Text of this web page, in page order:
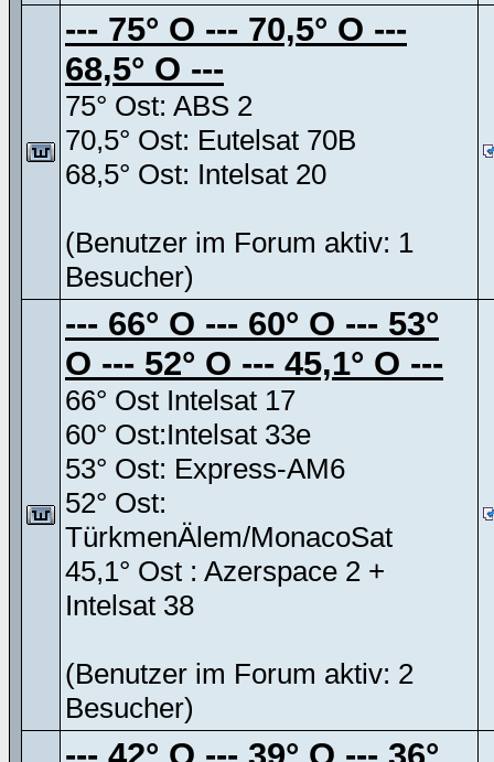
--- 75° O --- 70,5° O ---
68,5° O ---
75° Ost: ABS 2
70,5° Ost: Eutelsat 70B
68,5° Ost: Intelsat 20
(Benutzer im Forum aktiv: 1
Besucher)
--- 66° O --- 60° O --- 53°
O --- 52° O --- 45,1° O ---
66° Ost Intelsat 17
60° Ost:Intelsat 33e
53° Ost: Express-AM6
52° Ost:
TürkmenÄlem/MonacoSat
45,1° Ost : Azerspace 2 +
Intelsat 38
(Benutzer im Forum aktiv: 2
Besucher)